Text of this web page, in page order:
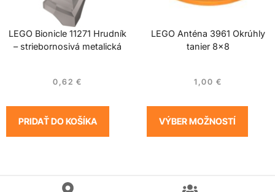
LEGO Bionicle 11271 Hrudník
– striebornosivá metalická
0,62 €
PRIDAŤ DO KOŠÍKA
LEGO Anténa 3961 Okrúhly
tanier 8×8
1,00 €
VÝBER MOŽNOSTÍ